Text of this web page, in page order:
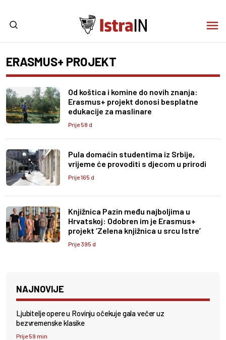
ERASMUS+ PROJEKT
Od koštica i komine do novih znanja:
Erasmus+ projekt donosi besplatne
edukacije za maslinare
Prije 58 d
Pula domaćin studentima iz Srbije,
vrijeme će provoditi s djecom u prirodi
Prije 165 d
Knjižnica Pazin među najboljima u
Hrvatskoj: Odobren im je Erasmus+
projekt ‘Zelena knjižnica u srcu Istre’
Prije 395 d
NAJNOVIJE
Ljubitelje opere u Rovinju očekuje gala večer uz
bezvremenske klasike
Prije 59 min